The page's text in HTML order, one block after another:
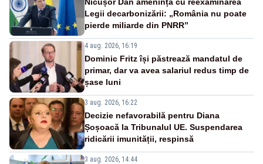
Legii decarbonizării: „România nu poate
pierde miliarde din PNRR”
4 aug. 2026, 16:19
Dominic Fritz își păstrează mandatul de
primar, dar va avea salariul redus timp de
șase luni
3 aug. 2026, 16:22
Decizie nefavorabilă pentru Diana
Șoșoacă la Tribunalul UE. Suspendarea
ridicării imunității, respinsă
3 aug. 2026, 14:44